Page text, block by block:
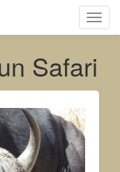
Safari